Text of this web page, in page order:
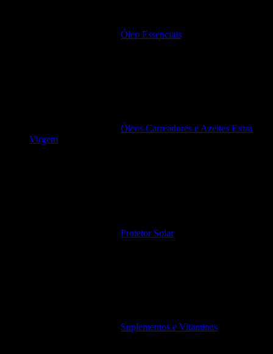
Óleo Essenciais
Óleos Carreadores e Azeites Extra
Virgem
Protetor Solar
Suplementos e Vitaminas